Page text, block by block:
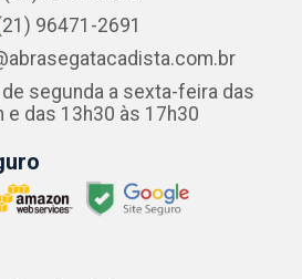
96471-2691
segunda a sexta-feira das
e das 13h30 às 17h30